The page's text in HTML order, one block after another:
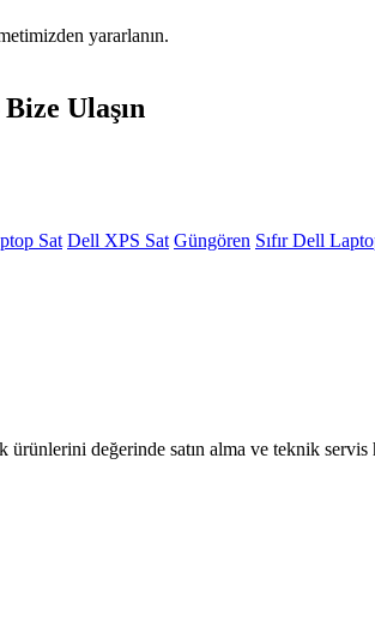
yararlanın.
Ulaşın
Sat Dell XPS Sat Güngören Sıfır Dell
değerinde satın alma ve teknik